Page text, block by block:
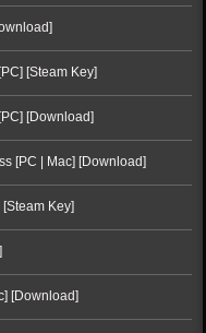
[Steam Key]
[Download]
[PC | Mac] [Download]
Key]
[Download]